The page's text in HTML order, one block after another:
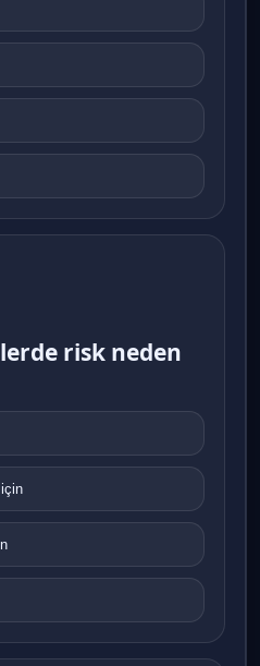
risk neden
için